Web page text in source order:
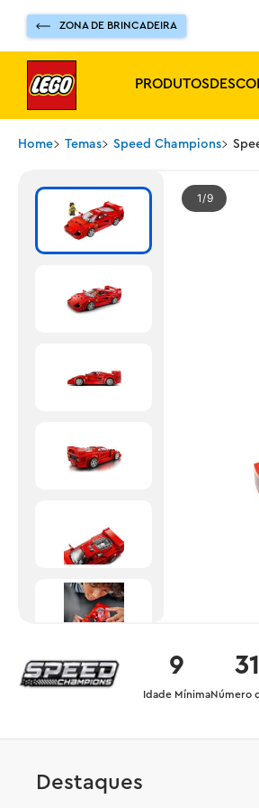
ZONA DE BRINCADEIRA
PRODUTOS
Home Temas Speed Champions
1 9
Número
9
Idade Mínima
Destaques